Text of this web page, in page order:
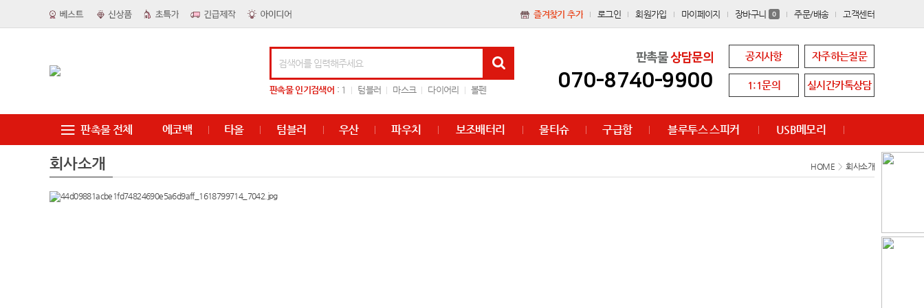
즐겨찾기 추가 로그인 회원가입 마이페이지 장바구니 0 주문/배송 고객센터
판촉물인기검색어 : 1 텀블러 마스크 다이어리 볼펜
판촉물상담문의
070-8740-9900
공지사항 자주하는질문
1:1문의 실시간카톡상담
판촉물 전체 에코백 타올 텀블러 우산 파우치 보조배터리 물티슈 구급함 블루투스 스피커 USB메모리
회사소개 HOME > 회사소개